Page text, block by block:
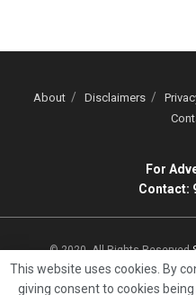
About Disclaimers
For
Contact:
© 2020, All Rights Reserved
This website uses cookies. By
giving consent to cookies